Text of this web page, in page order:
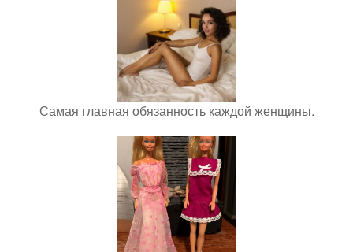
Самая главная обязанность каждой женщины.